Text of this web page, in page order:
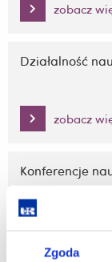
Zgoda
treści
zobacz
Działalność
zobacz
Konferencje